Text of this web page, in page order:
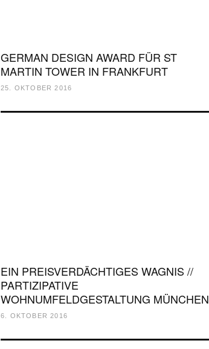
GERMAN DESIGN AWARD FÜR ST
MARTIN TOWER IN FRANKFURT
25. OKTOBER 2016
EIN PREISVERDÄCHTIGES WAGNIS //
PARTIZIPATIVE
WOHNUMFELDGESTALTUNG MÜNCHEN
6. OKTOBER 2016